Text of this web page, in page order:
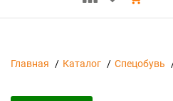
Главная Каталог Спецобувь